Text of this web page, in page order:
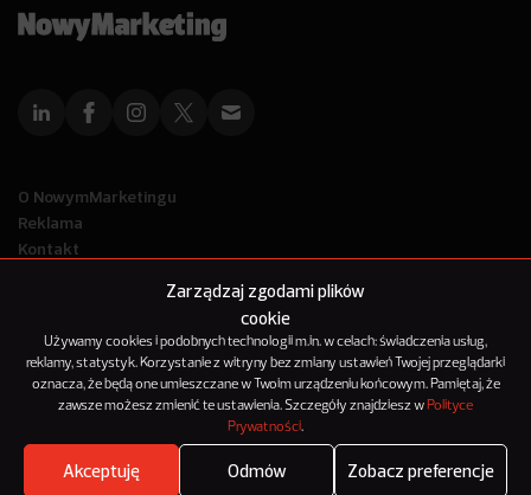
Zarządzaj zgodami plików
cookie
Używamy cookies i podobnych technologii m.in. w celach: świadczenia usług,
reklamy, statystyk. Korzystanie z witryny bez zmiany ustawień Twojej przeglądarki
oznacza, że będą one umieszczane w Twoim urządzeniu końcowym. Pamiętaj, że
zawsze możesz zmienić te ustawienia. Szczegóły znajdziesz w Polityce
Prywatności.
Akceptuję Odmów Zobacz preferencje
Where's the beef?
O NowymMarketingu
Reklama
Kontakt
© 2012-2025
NowyMarketing jest marką 143Media Sp. z o.o.